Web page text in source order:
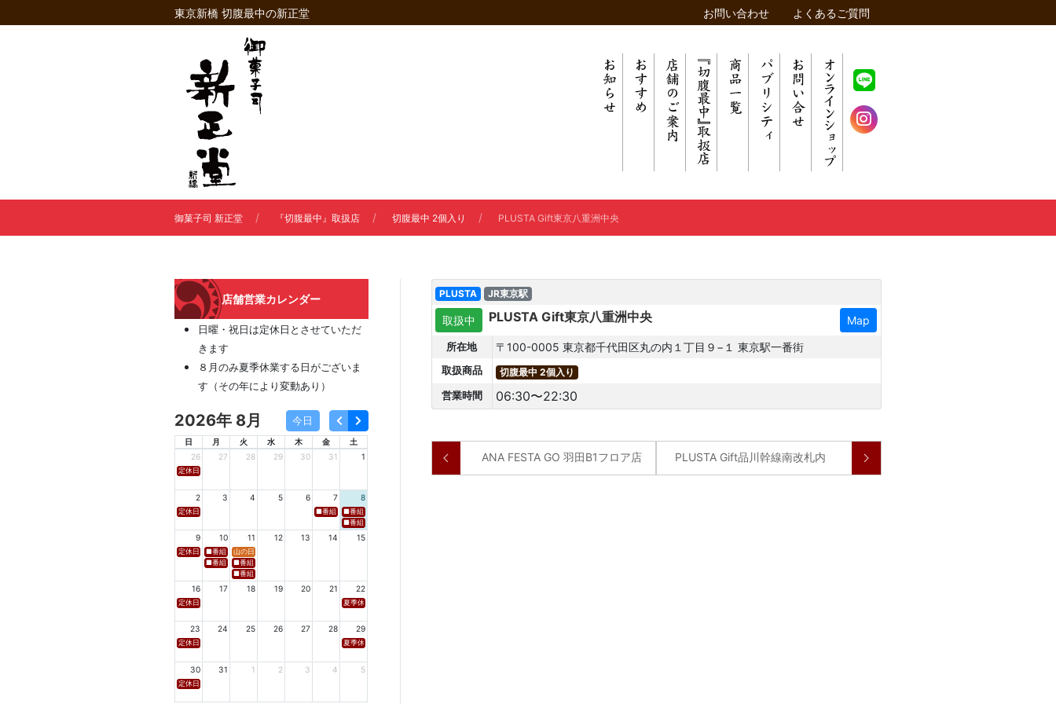
東京新橋 切腹最中の新正堂 お問い合わせ よくあるご質問
御菓子司 新正堂 『切腹最中』取扱店 切腹最中 2個入り PLUSTA Gift東京八重洲中央
PLUSTA JR東京駅
Map
取扱中 PLUSTA Gift東京八重洲中央
所在地 〒100-0005 東京都千代田区丸の内１丁目９−１ 東京駅一番街
取扱商品
切腹最中 2個入り
営業時間
06:30〜22:30
ANA FESTA GO 羽田B1フロア店 PLUSTA Gift品川幹線南改札内
店舗営業カレンダー
日曜・祝日は定休日とさせていただ
きます
８月のみ夏季休業する日がございま
す（その年により変動あり）
2026年 8月 今日
日 月 火 水 木 金
土
26
27 28 29 30 31 1
定休日
2 3 4 5 6 7 8
定休日 ■番組名 FM新潟「SOUND SPLASH」 ■放送日時 https://www.fmniigata.com/program/15 ※村上てつや、酒井雄二、北山陽一のコメントがオンエア！
■番組名 HBC北海道放送「グッチーな！」 ■放送日時 https://www.hbc.co.jp/tv/guchy-na/ ※村上てつやがインタビュー出演
■番組名 FM 福岡「 Sonic Style」 ■放送日時 https://fmfukuoka.co.jp/program/sss/ ※安岡優がコメント出演
9 10 11 12 13 14 15
定休日 ■番組名 tbcラジオ「en∞Voyage(エン・ボヤージュ)」 ■放送日時 https://www.tbc-sendai.co.jp/02radio/envoyage/ ※黒沢 薫、安岡 優のコメントがオンエア！
山の日
■番組名 FM秋田「mix」 ■放送日時 https://www.fm-akita.co.jp/program/ ※黒沢 薫、安岡 優のコメントがオンエア！
■番組名 FM山形「WAVE4yamagata EXCEED」 ■放送日時 https://rfm.co.jp/program/wave4-exceed ※黒沢 薫、安岡 優のコメントがオンエア！
■番組名 tbc東北放送「ウォッチン！みやぎ」 ■放送日時 https://www.tbc-sendai.co.jp/watchin/ ※黒沢 薫、安岡 優のコメントがオンエア！
16 17 18 19 20 21 22
定休日 夏季休業
23 24 25 26 27 28 29
定休日 夏季休業
30 31 1 2 3 4 5
定休日